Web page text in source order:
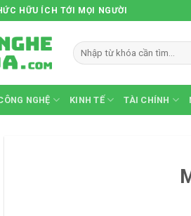
HỮU ÍCH TỚI MỌI NGƯỜI
NGHỆ KINH TẾ TÀI CHÍNH